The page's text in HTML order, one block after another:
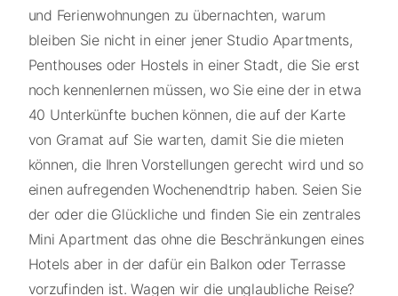
und Ferienwohnungen zu übernachten, warum
bleiben Sie nicht in einer jener Studio Apartments,
Penthouses oder Hostels in einer Stadt, die Sie erst
noch kennenlernen müssen, wo Sie eine der in etwa
40 Unterkünfte buchen können, die auf der Karte
von Gramat auf Sie warten, damit Sie die mieten
können, die Ihren Vorstellungen gerecht wird und so
einen aufregenden Wochenendtrip haben. Seien Sie
der oder die Glückliche und finden Sie ein zentrales
Mini Apartment das ohne die Beschränkungen eines
Hotels aber in der dafür ein Balkon oder Terrasse
vorzufinden ist. Wagen wir die unglaubliche Reise?